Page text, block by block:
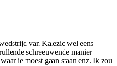
van Kalezic wel eens
schreeuwende manier
ie moest gaan staan enz. Ik zou